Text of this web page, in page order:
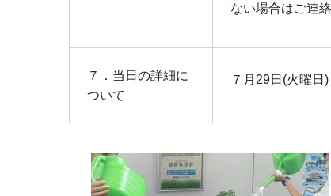
ない場合はご連
７．当日の詳細に
ついて
７月29日(火曜日